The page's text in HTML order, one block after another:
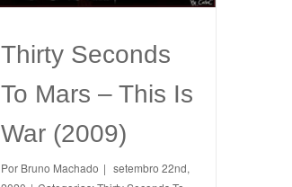
Thirty Seconds
To Mars – This Is
War (2009)
Por Bruno Machado | setembro 22nd,